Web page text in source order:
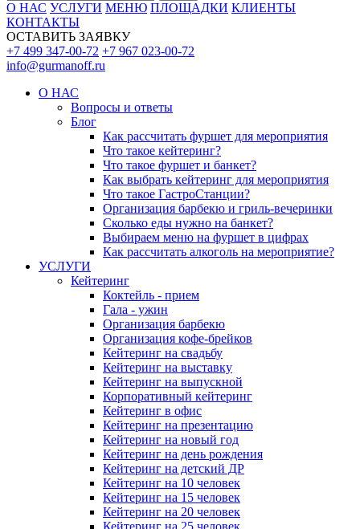
О НАС УСЛУГИ МЕНЮ ПЛОЩАДКИ КЛИЕНТЫ
КОНТАКТЫ
ОСТАВИТЬ ЗАЯВКУ
+7 499 347-00-72 +7 967 023-00-72
info@gurmanoff.ru
О НАС
Вопросы и ответы
Блог
Как рассчитать фуршет для мероприятия
Что такое кейтеринг?
Что такое фуршет и банкет?
Как выбрать кейтеринг для мероприятия
Что такое ГастроСтанции?
Организация барбекю и гриль-вечеринки
Сколько еды нужно на банкет?
Выбираем меню на фуршет в цифрах
Как рассчитать алкоголь на мероприятие?
УСЛУГИ
Кейтеринг
Коктейль - прием
Гала - ужин
Организация барбекю
Организация кофе-брейков
Кейтеринг на свадьбу
Кейтеринг на выставку
Кейтеринг на выпускной
Корпоративный кейтеринг
Кейтеринг в офис
Кейтеринг на презентацию
Кейтеринг на новый год
Кейтеринг на день рождения
Кейтеринг на детский ДР
Кейтеринг на 10 человек
Кейтеринг на 15 человек
Кейтеринг на 20 человек
Кейтеринг на 25 человек